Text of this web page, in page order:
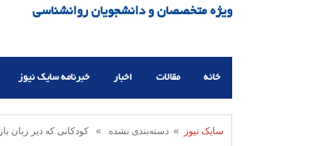
ویژه متخصصان و دانشجویان روانشناسی
خانه مقالات اخبار خبرنامه سایک نیوز
سایک نیوز » دسته‌بندی نشده » کودکانی که دیر زبان